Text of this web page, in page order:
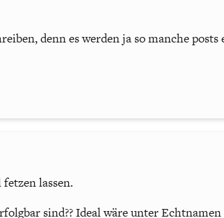
denn es werden ja so manche
lassen.
sind?? Ideal wäre unter